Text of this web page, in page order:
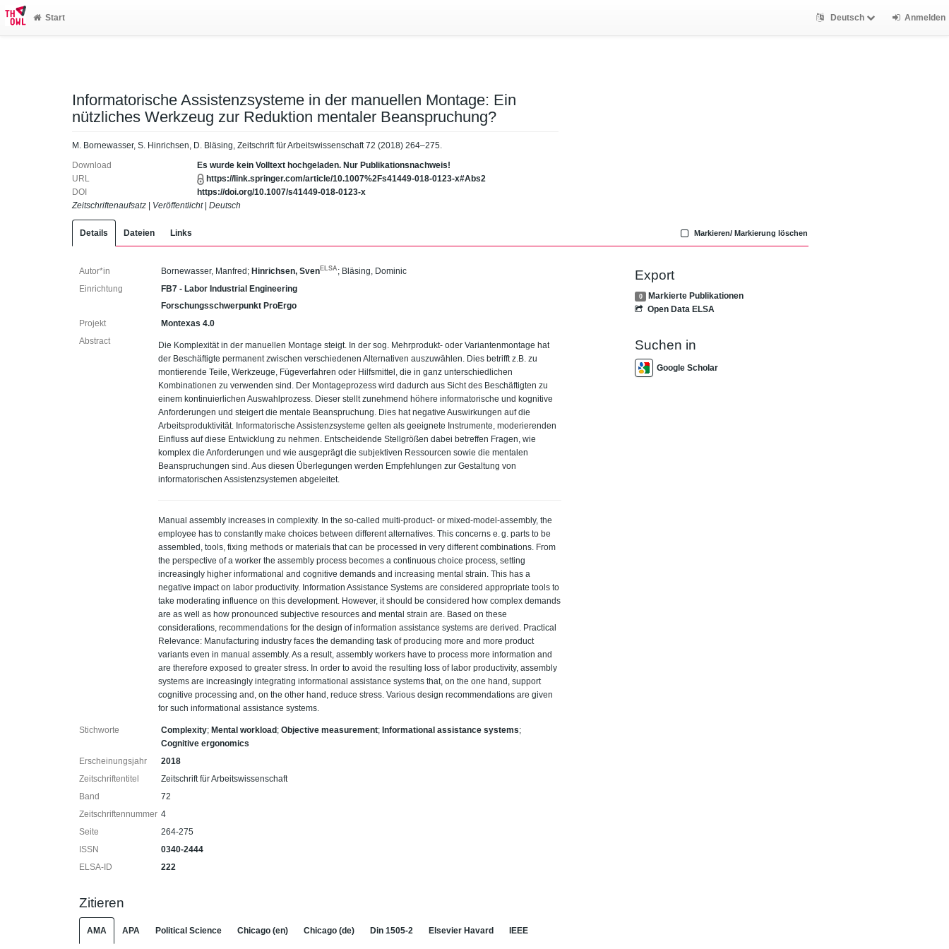
Start Deutsch Anmelden
Informatorische Assistenzsysteme in der manuellen Montage: Ein
nützliches Werkzeug zur Reduktion mentaler Beanspruchung?
M. Bornewasser, S. Hinrichsen, D. Bläsing, Zeitschrift für Arbeitswissenschaft 72 (2018) 264–275.
Download
Es wurde kein Volltext hochgeladen. Nur Publikationsnachweis!
URL
https://link.springer.com/article/10.1007%2Fs41449-018-0123-x#Abs2
DOI
https://doi.org/10.1007/s41449-018-0123-x
Zeitschriftenaufsatz
Veröffentlicht| Deutsch
Details Dateien Links Markieren/ Markierung löschen
Autor*in Bornewasser, Manfred ; Hinrichsen, SvenELSA ; Bläsing, Dominic
Einrichtung
FB7 - Labor Industrial Engineering
Forschungsschwerpunkt ProErgo
Projekt
Montexas 4.0
Abstract
Die Komplexität in der manuellen Montage steigt. In der sog. Mehrprodukt- oder Variantenmontage hat
der Beschäftigte permanent zwischen verschiedenen Alternativen auszuwählen. Dies betrifft z.B. zu
montierende Teile, Werkzeuge, Fügeverfahren oder Hilfsmittel, die in ganz unterschiedlichen
Kombinationen zu verwenden sind. Der Montageprozess wird dadurch aus Sicht des Beschäftigten zu
einem kontinuierlichen Auswahlprozess. Dieser stellt zunehmend höhere informatorische und kognitive
Anforderungen und steigert die mentale Beanspruchung. Dies hat negative Auswirkungen auf die
Arbeitsproduktivität. Informatorische Assistenzsysteme gelten als geeignete Instrumente, moderierenden
Einfluss auf diese Entwicklung zu nehmen. Entscheidende Stellgrößen dabei betreffen Fragen, wie
komplex die Anforderungen und wie ausgeprägt die subjektiven Ressourcen sowie die mentalen
Beanspruchungen sind. Aus diesen Überlegungen werden Empfehlungen zur Gestaltung von
informatorischen Assistenzsystemen abgeleitet.
Manual assembly increases in complexity. In the so-called multi-product- or mixed-model-assembly, the
employee has to constantly make choices between different alternatives. This concerns e. g. parts to be
assembled, tools, fixing methods or materials that can be processed in very different combinations. From
the perspective of a worker the assembly process becomes a continuous choice process, setting
increasingly higher informational and cognitive demands and increasing mental strain. This has a
negative impact on labor productivity. Information Assistance Systems are considered appropriate tools to
take moderating influence on this development. However, it should be considered how complex demands
are as well as how pronounced subjective resources and mental strain are. Based on these
considerations, recommendations for the design of information assistance systems are derived. Practical
Relevance: Manufacturing industry faces the demanding task of producing more and more product
variants even in manual assembly. As a result, assembly workers have to process more information and
are therefore exposed to greater stress. In order to avoid the resulting loss of labor productivity, assembly
systems are increasingly integrating informational assistance systems that, on the one hand, support
cognitive processing and, on the other hand, reduce stress. Various design recommendations are given
for such informational assistance systems.
Stichworte Complexity; Mental workload ;Objective measurement; Informational assistance systems;
Cognitive ergonomics
Erscheinungsjahr
2018
Zeitschriftentitel
Zeitschrift für Arbeitswissenschaft
Band
72
Zeitschriftennummer 4
Seite
264-275
ISSN
0340-2444
ELSA-ID
222
Zitieren
AMA APA Political Science Chicago (en) Chicago (de) Din 1505-2 Elsevier Havard IEEE
Export
0
Markierte Publikationen
Open Data ELSA
Suchen in
Google Scholar